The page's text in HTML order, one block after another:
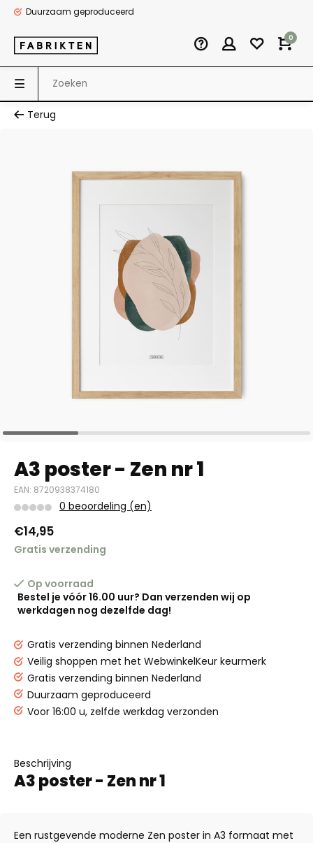
Duurzaam geproduceerd
0
Terug
A3 poster - Zen nr 1
EAN: 8720938374180
0 beoordeling (en)
€14,95
Gratis verzending
Op voorraad
Bestel je vóór 16.00 uur? Dan verzenden wij op
werkdagen nog dezelfde dag!
Gratis verzending binnen Nederland
Veilig shoppen met het WebwinkelKeur keurmerk
Gratis verzending binnen Nederland
Duurzaam geproduceerd
Voor 16:00 u, zelfde werkdag verzonden
Beschrijving
A3 poster - Zen nr 1
Een rustgevende moderne Zen poster in A3 formaat met